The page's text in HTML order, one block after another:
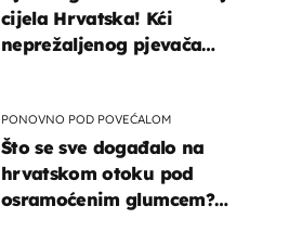
cijela Hrvatska! Kći
neprežaljenog pjevača
PONOVNO POD POVEĆALOM
Što se sve događalo na
hrvatskom otoku pod
osramoćenim glumcem?